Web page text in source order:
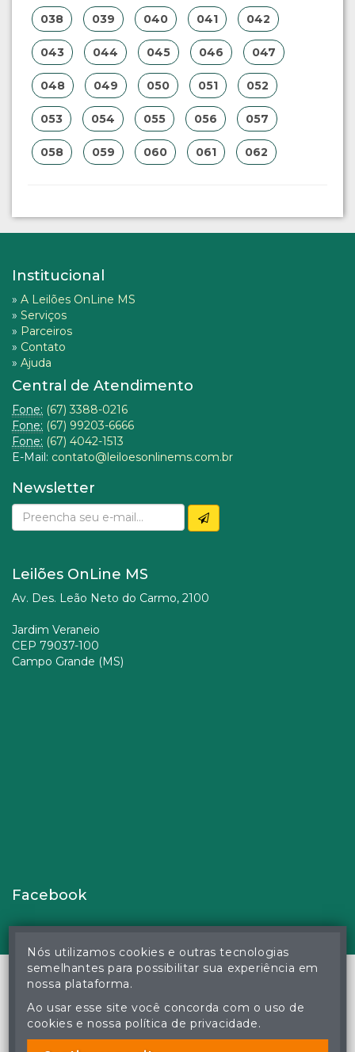
038 039 040 041 042
043 044 045 046 047
048 049 050 051 052
053 054 055 056 057
058 059 060 061 062
Institucional
» A Leilões OnLine MS
» Serviços
» Parceiros
» Contato
» Ajuda
Central de Atendimento
Fone: (67) 3388-0216
Fone: (67) 99203-6666
Fone: (67) 4042-1513
E-Mail: contato@leiloesonlinems.com.br
Newsletter
Leilões OnLine MS
Av. Des. Leão Neto do Carmo, 2100
Jardim Veraneio
CEP 79037-100
Campo Grande (MS)
Facebook
© Gustavo Correa Pereira da Silva - Leiloeiro Público Oficial -
Matrícula nº 26 JUCEMS - Todos os direitos reservados
A cópia ou reprodução não autorizada do conteúdo deste site
Nós utilizamos cookies e outras tecnologias
semelhantes para possibilitar sua experiência em
nossa plataforma.
Ao usar esse site você concorda com o uso de
cookies e nossa política de privacidade.